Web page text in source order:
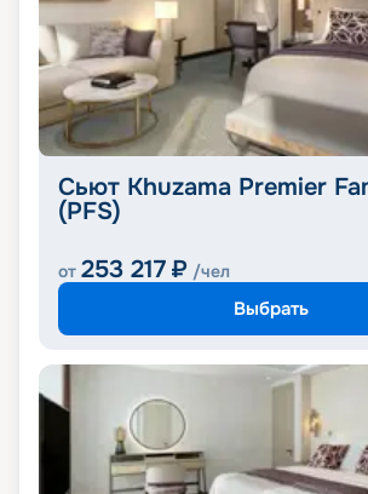
Сьют Khuzama Premier
(PFS)
от 253 217 ₽ /чел
Выбрать